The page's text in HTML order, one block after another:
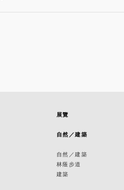
展覽
自然／建築
自然／建築
林蔭步道
建築